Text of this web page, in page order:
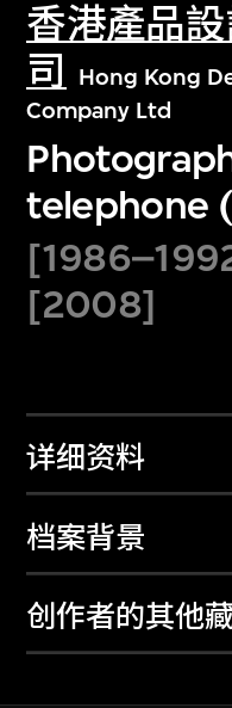
香港產品
司
Hong Kong
Company Ltd
telephone
[2008]
详细资料
档案背景
创作者的其他